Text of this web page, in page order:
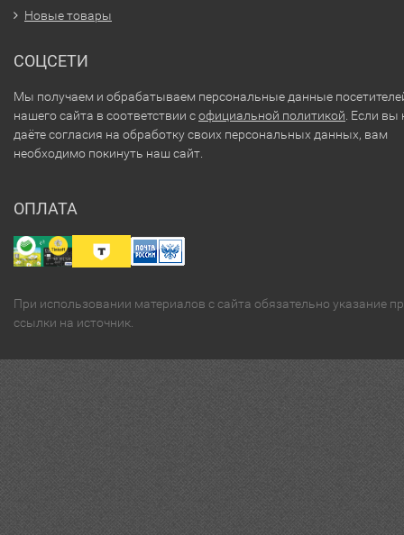
Новые товары
СОЦСЕТИ
Мы получаем и обрабатываем персональные данные
нашего сайта в соответствии софициальной политикой . Если вы
даёте согласия на обработку своих персональных данных, вам
необходимо покинуть наш сайт.
ОПЛАТА
При использовании материалов с сайта обязательно указание
ссылки на источник.